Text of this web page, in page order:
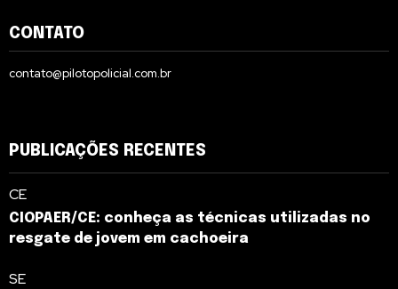
CONTATO
contato@pilotopolicial.com.br
PUBLICAÇÕES RECENTES
CE
CIOPAER/CE: conheça as técnicas utilizadas no
resgate de jovem em cachoeira
SE